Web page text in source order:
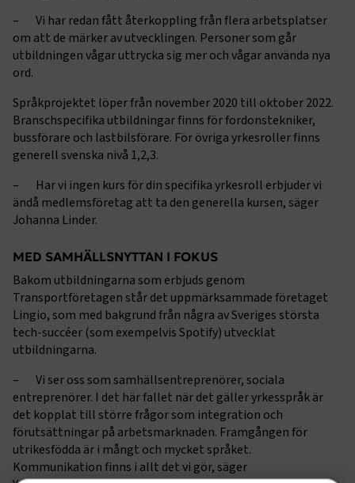
– Vi har redan fått återkoppling från flera arbetsplatser
om att de märker av utvecklingen. Personer som går
utbildningen vågar uttrycka sig mer och vågar använda nya
ord.
Språkprojektet löper från november 2020 till oktober 2022.
Branschspecifika utbildningar finns för fordonstekniker,
bussförare och lastbilsförare. För övriga yrkesroller finns
generell svenska nivå 1,2,3.
– Har vi ingen kurs för din specifika yrkesroll erbjuder vi
ändå medlemsföretag att ta den generella kursen, säger
Johanna Linder.
MED SAMHÄLLSNYTTAN I FOKUS
Bakom utbildningarna som erbjuds genom
Transportföretagen står det uppmärksammade företaget
Lingio, som med bakgrund från några av Sveriges största
tech-succéer (som exempelvis Spotify) utvecklat
utbildningarna.
– Vi ser oss som samhällsentreprenörer, sociala
entreprenörer. I det här fallet när det gäller yrkesspråk är
det kopplat till större frågor som integration och
förutsättningar på arbetsmarknaden. Framgången för
utrikesfödda är i mångt och mycket språket.
Kommunikation finns i allt det vi gör, säger